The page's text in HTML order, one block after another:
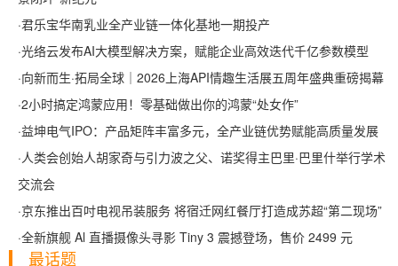
·君乐宝华南乳业全产业链一体化基地一期投产
·光络云发布AI大模型解决方案，赋能企业高效迭代千亿参数模型
·向新而生·拓局全球｜2026上海API情趣生活展五周年盛典重磅揭幕
·2小时搞定鸿蒙应用！零基础做出你的鸿蒙“处女作”
·益坤电气IPO：产品矩阵丰富多元，全产业链优势赋能高质量发展
·人类会创始人胡家奇与引力波之父、诺奖得主巴里·巴里什举行学术
交流会
·京东推出百吋电视吊装服务 将宿迁网红餐厅打造成苏超“第二现场”
·全新旗舰 Al 直播摄像头寻影 Tiny 3 震撼登场，售价 2499 元
最话题